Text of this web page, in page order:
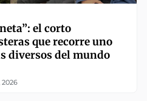
el corto
que recorre uno
diversos del mundo
2026